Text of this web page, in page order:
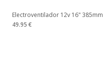
Electroventilador 12v 16" 385mm
49.95 €